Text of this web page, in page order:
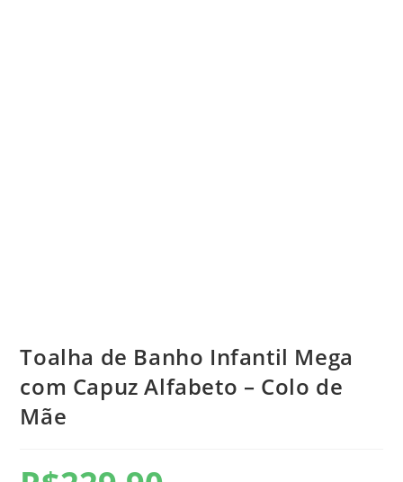
Toalha de Banho Infantil Mega
com Capuz Alfabeto – Colo de
Mãe